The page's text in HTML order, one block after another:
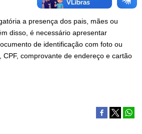
a presença dos pais, mães ou
disso, é necessário apresentar
de identificação com foto ou
CPF, comprovante de endereço e cartão